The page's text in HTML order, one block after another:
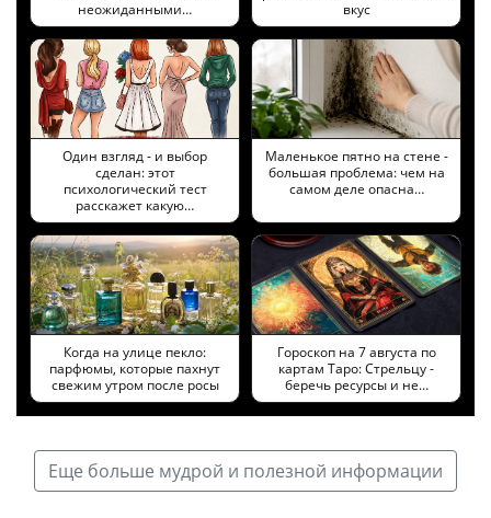
неожиданными…
вкус
Один взгляд - и выбор
сделан: этот
психологический тест
расскажет какую…
Маленькое пятно на стене -
большая проблема: чем на
самом деле опасна…
Когда на улице пекло:
парфюмы, которые пахнут
свежим утром после росы
Гороскоп на 7 августа по
картам Таро: Стрельцу -
беречь ресурсы и не…
Еще больше мудрой и полезной информации